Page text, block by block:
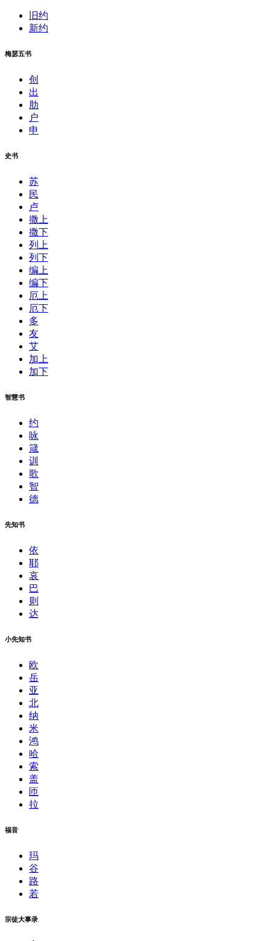
旧约
新约
梅瑟五书
创
出
肋
户
申
史书
苏
民
卢
撒上
撒下
列上
列下
编上
编下
厄上
厄下
多
友
艾
加上
加下
智慧书
约
咏
箴
训
歌
智
德
先知书
依
耶
哀
巴
则
达
小先知书
欧
岳
亚
北
纳
米
鸿
哈
索
盖
匝
拉
福音
玛
谷
路
若
宗徒大事录